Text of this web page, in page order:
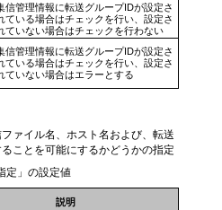
信管理情報に転送グループIDが設定さ
ている場合はチェックを行い、設定さ
ていない場合はチェックを行わない
信管理情報に転送グループIDが設定さ
ている場合はチェックを行い、設定さ
ていない場合はエラーとする
ァイル名、ホスト名および、転送
ことを可能にするかどうかの指定
定」の設定値
説明